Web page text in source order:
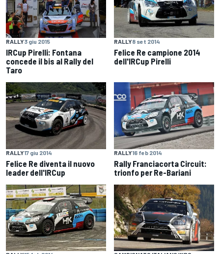
RALLY3 giu 2015
IRCup Pirelli: Fontana
concede il bis al Rally del
Taro
RALLY8 set 2014
Felice Re campione 2014
dell'IRCup Pirelli
RALLY17 giu 2014
Felice Re diventa il nuovo
leader dell'IRCup
RALLY16 feb 2014
Rally Franciacorta Circuit:
trionfo per Re-Bariani